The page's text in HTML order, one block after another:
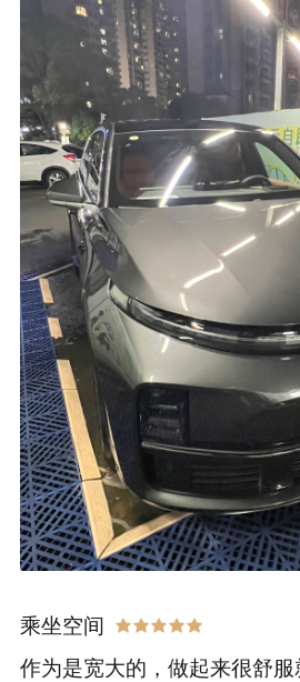
乘坐空间
作为是宽大的，做起来很舒服